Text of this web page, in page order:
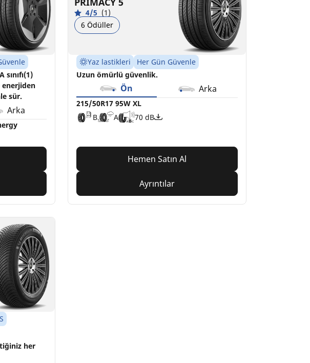
sür.
Arka
4/5 (1)
6 Ödüller
Yaz lastikleri
Her Gün Güvenle
Uzun ömürlü güvenlik.
Ön Arka
215/50R17 95W XL
B
A 70 dB
Hemen Satın Al
Ayrıntılar
her